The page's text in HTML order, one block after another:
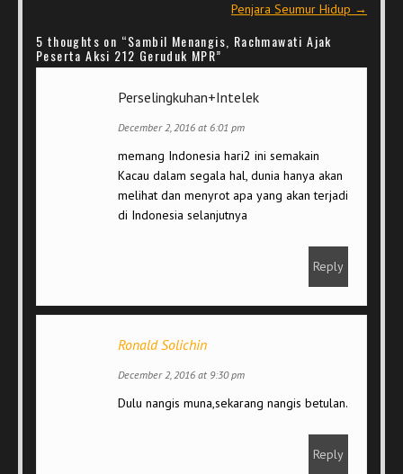
Penjara Seumur Hidup →
5 thoughts on “Sambil Menangis, Rachmawati Ajak
Peserta Aksi 212 Geruduk MPR”
Perselingkuhan+Intelek
December 2, 2016 at 6:01 pm
memang Indonesia hari2 ini semakain
Kacau dalam segala hal, dunia hanya akan
melihat dan menyrot apa yang akan terjadi
di Indonesia selanjutnya
Reply
Ronald Solichin
December 2, 2016 at 9:30 pm
Dulu nangis muna,sekarang nangis betulan.
Reply